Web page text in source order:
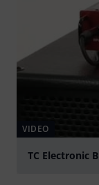
VIDEO
TC Electronic